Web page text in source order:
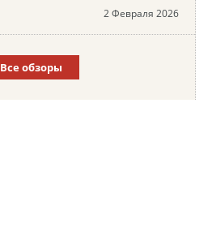
2 Февраля 2026
Все обзоры